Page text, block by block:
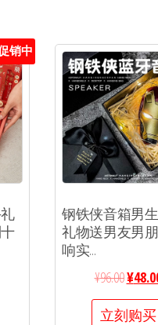
销中
钢铁侠音箱男
礼物送男友男
响实...
¥96.00¥
立刻购买